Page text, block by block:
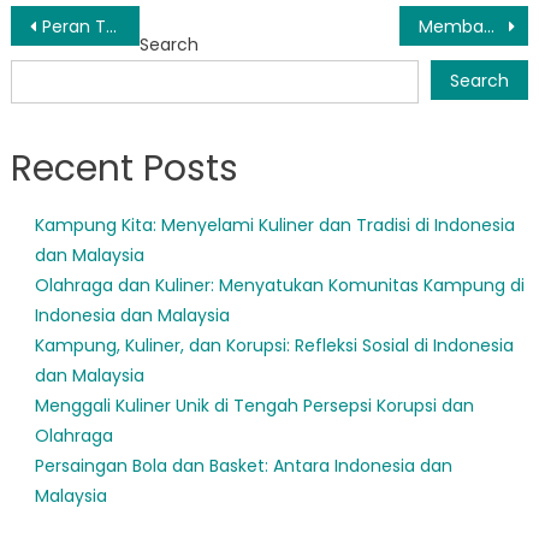
Post
navigation
Peran Teknologi Dalam Pengelolaan Data Bansos di Muba Membangun Masa Depan Lebih Cerah: Pentingnya Pemberdayaan Sosial di Muba
Search
Search
Recent Posts
Kampung Kita: Menyelami Kuliner dan Tradisi di Indonesia
dan Malaysia
Olahraga dan Kuliner: Menyatukan Komunitas Kampung di
Indonesia dan Malaysia
Kampung, Kuliner, dan Korupsi: Refleksi Sosial di Indonesia
dan Malaysia
Menggali Kuliner Unik di Tengah Persepsi Korupsi dan
Olahraga
Persaingan Bola dan Basket: Antara Indonesia dan
Malaysia